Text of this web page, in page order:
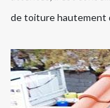
de toiture hautement